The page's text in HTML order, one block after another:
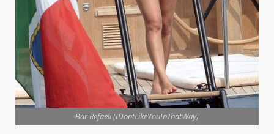
Bar Refaeli (IDontLikeYouInThatWay)